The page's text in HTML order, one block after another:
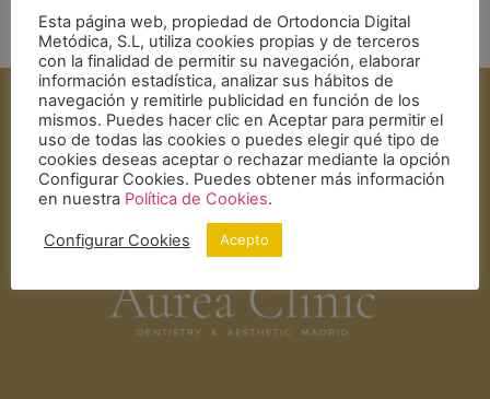
tradicionales brackets. Además, gracias al uso de los
últimos avances tecnológicos, …Leer más
Esta página web, propiedad de Ortodoncia Digital
Metódica, S.L, utiliza cookies propias y de terceros
con la finalidad de permitir su navegación, elaborar
información estadística, analizar sus hábitos de
navegación y remitirle publicidad en función de los
mismos. Puedes hacer clic en Aceptar para permitir el
uso de todas las cookies o puedes elegir qué tipo de
cookies deseas aceptar o rechazar mediante la opción
Configurar Cookies. Puedes obtener más información
en nuestra Política de Cookies.
Configurar Cookies Acepto